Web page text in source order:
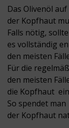
Das Olivenöl auf
der Kopfhaut
Falls nötig,
es vollständig
den meisten
Für die
den meisten
die Kopfhaut
So spendet man
der Kopfhaut